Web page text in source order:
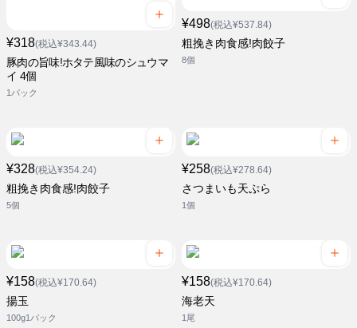
¥318(税込¥343.44)
豚肉の旨味!ホタテ風味のシュウマ
イ 4個
1パック
¥498(税込¥537.84)
粗挽き肉食感!肉餃子
8個
¥328(税込¥354.24)
粗挽き肉食感!肉餃子
5個
¥258(税込¥278.64)
さつまいも天ぷら
1個
¥158(税込¥170.64)
揚玉
100g1パック
¥158(税込¥170.64)
海老天
1尾